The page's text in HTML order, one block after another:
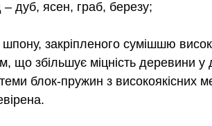
дуб, ясен, граб, березу;
закріпленого сумішшю
збільшує міцність деревини у
блок-пружин з високоякісних